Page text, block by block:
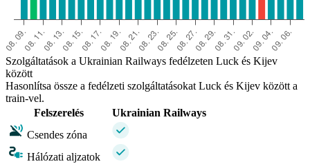
Szolgáltatások a Ukrainian Railways fedélzeten Luck és Kijev
között
Hasonlítsa össze a fedélzeti szolgáltatásokat Luck és Kijev között a
train-vel.
Felszerelés
Ukrainian Railways
Csendes zóna
Hálózati aljzatok